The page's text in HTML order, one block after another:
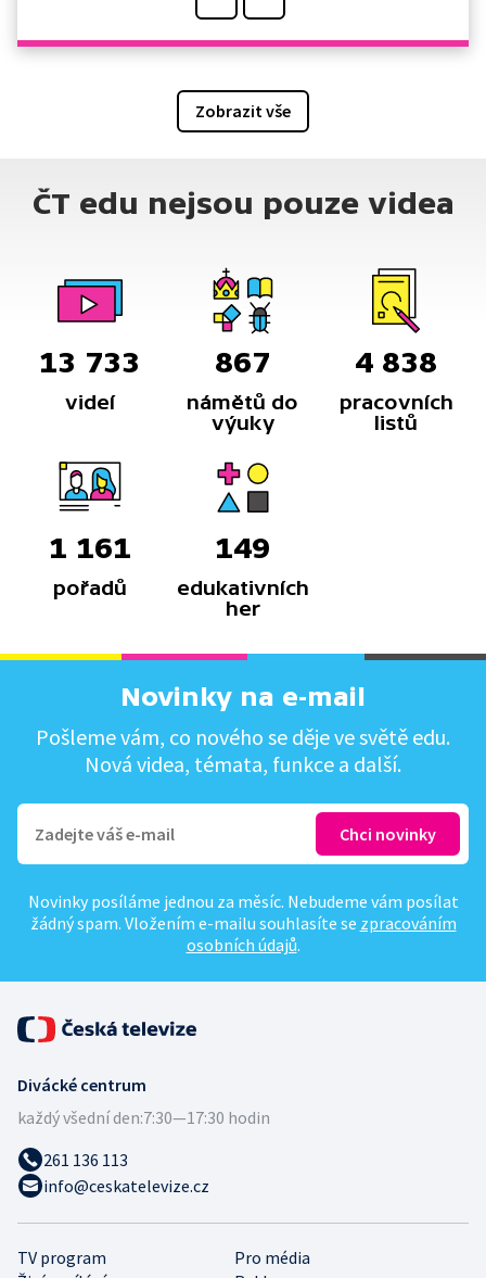
Zobrazit vše
ČT edu nejsou pouze videa
13 733
videí
867
námětů do
výuky
4 838
pracovních
listů
1 161
pořadů
149
edukativních
her
Novinky na e-mail
Pošleme vám, co nového se děje ve světě edu.
Nová videa, témata, funkce a další.
Novinky posíláme jednou za měsíc. Nebudeme vám posílat
žádný spam. Vložením e-mailu souhlasíte se zpracováním
osobních údajů.